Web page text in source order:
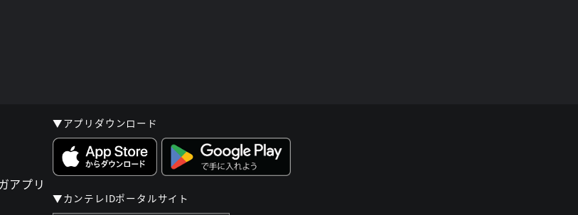
▼アプリダウンロード
▼カンテレIDポータルサイト